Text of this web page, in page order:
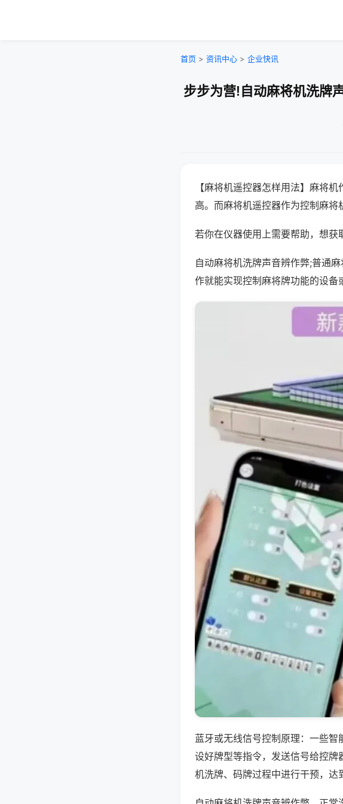
首页 > 资讯中心 > 企业快讯
步步为营!自动麻将机洗牌
【麻将机遥控器怎样用法】麻将
高。而麻将机遥控器作为控制麻将
若你在仪器使用上需要帮助，想获
自动麻将机洗牌声音辨作弊;普通
作就能实现控制麻将牌功能的设备
蓝牙或无线信号控制原理：一些
设好牌型等指令，发送信号给控
机洗牌、码牌过程中进行干预，达